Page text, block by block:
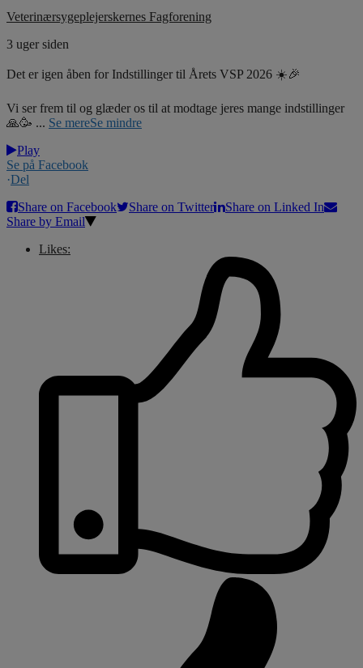
Veterinærsygeplejerskernes Fagforening
3 uger siden
Det er igen åben for Indstillinger til Årets VSP 2026 ☀️🎉
Vi ser frem til og glæder os til at modtage jeres mange indstillinger
🙏🥳 ... Se mereSe mindre
Play
Se på Facebook
·Del
Share on Facebook
Share on Twitter
Share on Linked In
Share by Email
Likes: